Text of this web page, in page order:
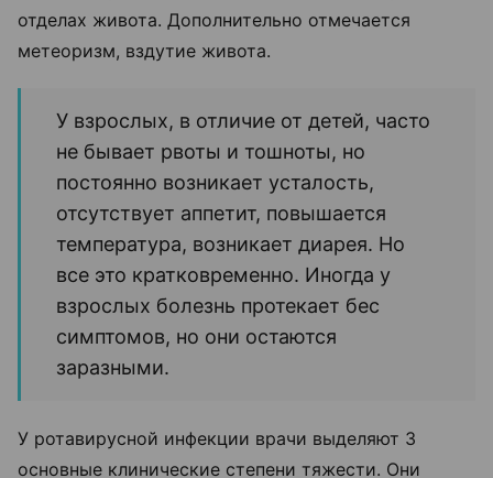
отделах живота. Дополнительно отмечается
метеоризм, вздутие живота.
У взрослых, в отличие от детей, часто
не бывает рвоты и тошноты, но
постоянно возникает усталость,
отсутствует аппетит, повышается
температура, возникает диарея. Но
все это кратковременно. Иногда у
взрослых болезнь протекает бес
симптомов, но они остаются
заразными.
У ротавирусной инфекции врачи выделяют 3
основные клинические степени тяжести. Они